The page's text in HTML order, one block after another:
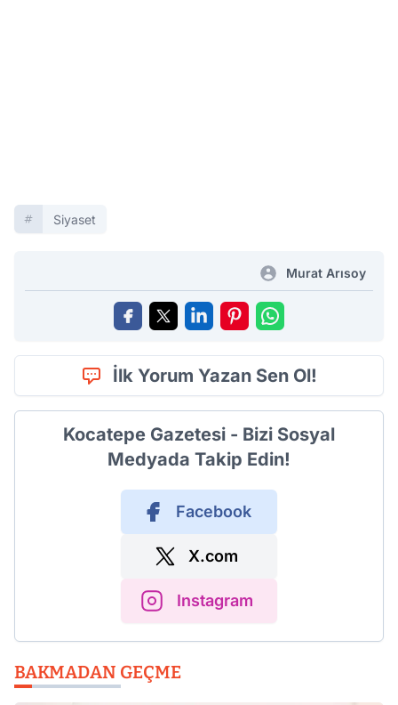
Siyaset
Murat Arısoy
İlk Yorum Yazan Sen Ol!
Kocatepe Gazetesi - Bizi Sosyal
Medyada Takip Edin!
Facebook
X.com
Instagram
BAKMADAN GEÇME